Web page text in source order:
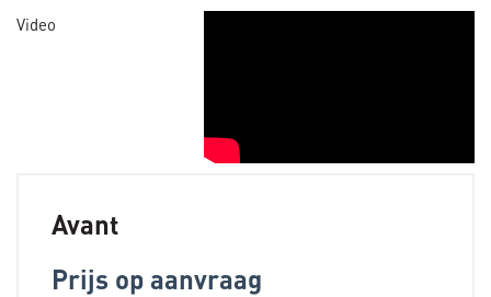
Video
Avant
Prijs op aanvraag